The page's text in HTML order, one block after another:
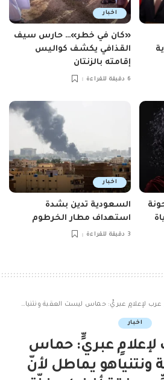
اخبار
«كان في خطر»… حارس سيف
القذافي يكشف كواليس
إقامته بالزنتان
6 دقيقة للقراءة
اخبار
السعودية تدين بشدة
استهداف مطار الخرطوم
3 دقيقة للقراءة
عبريٍّ: حماس ليست العقبة ونتنياهو يماطل لأنّ ترامب سيُقدِّم صفقة أفضل بغزّة
اخبار
عبريٍّ: حماس
ونتنياهو يماطل لأنّ